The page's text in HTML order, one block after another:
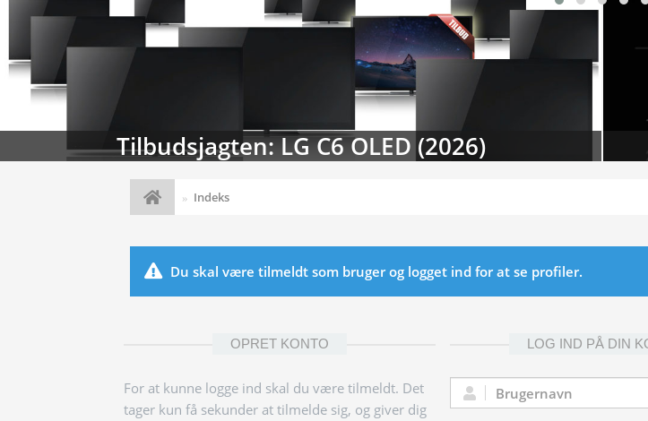
Tilbudsjagten: LG C6 OLED (2026)
Indeks
Du skal være tilmeldt som bruger og logget ind for at se profiler.
OPRET KONTO
For at kunne logge ind skal du være tilmeldt. Det
tager kun få sekunder at tilmelde sig, og giver dig
LOG IND PÅ DIN
Brugernavn: